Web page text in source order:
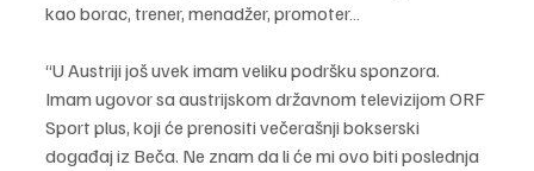
kao borac, trener, menadžer, promoter…
“U Austriji još uvek imam veliku podršku sponzora.
Imam ugovor sa austrijskom državnom televizijom ORF
Sport plus, koji će prenositi večerašnji bokserski
događaj iz Beča. Ne znam da li će mi ovo biti poslednja